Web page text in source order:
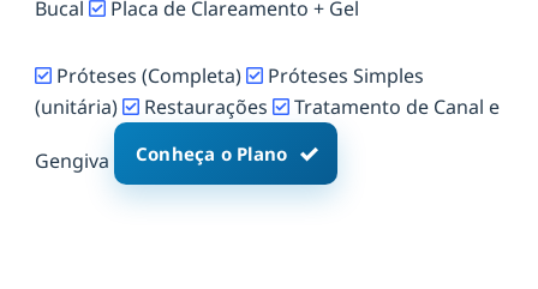
Bucal
Placa de Clareamento + Gel
Próteses (Completa)
Próteses Simples
(unitária)
Restaurações Tratamento de Canal e
Gengiva Conheça o Plano